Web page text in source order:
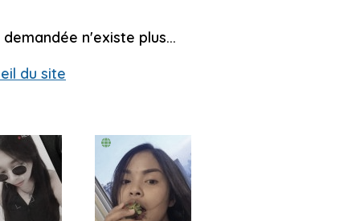
n'existe plus...
du site